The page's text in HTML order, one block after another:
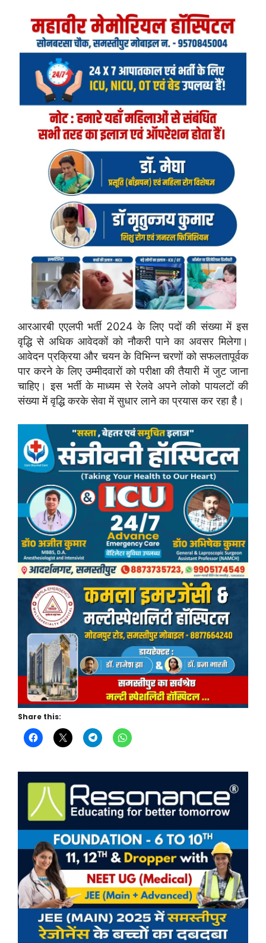
आरआरबी एएलपी भर्ती 2024 के लिए पदों की संख्या में इस
वृद्धि से अधिक आवेदकों को नौकरी पाने का अवसर मिलेगा।
आवेदन प्रक्रिया और चयन के विभिन्न चरणों को सफलतापूर्वक
पार करने के लिए उम्मीदवारों को परीक्षा की तैयारी में जुट जाना
चाहिए। इस भर्ती के माध्यम से रेलवे अपने लोको पायलटों की
संख्या में वृद्धि करके सेवा में सुधार लाने का प्रयास कर रहा है।
Share this: